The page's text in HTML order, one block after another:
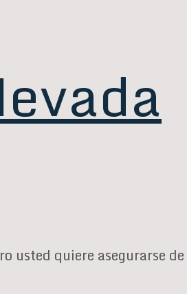
usted quiere asegurarse